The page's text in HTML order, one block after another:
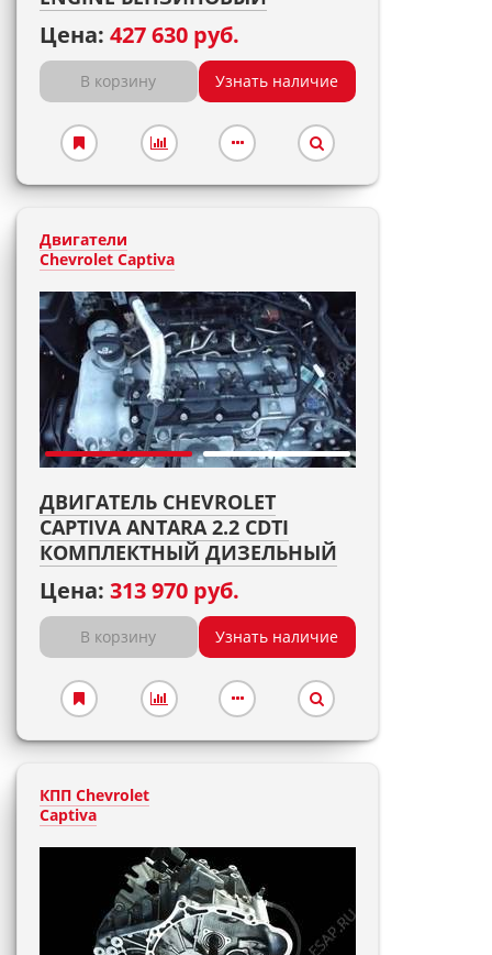
Цена: 427 630 руб.
В корзину Узнать наличие
Двигатели
Chevrolet Captiva
ДВИГАТЕЛЬ CHEVROLET
CAPTIVA ANTARA 2.2 CDTI
КОМПЛЕКТНЫЙ ДИЗЕЛЬНЫЙ
Цена: 313 970 руб.
В корзину Узнать наличие
КПП Chevrolet
Captiva